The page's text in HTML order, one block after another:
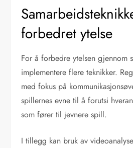
forbedret ytelse
For å forbedre ytelsen gjennom
implementere flere teknikker.
med fokus på
spillernes evne til å forutsi
som fører til jevnere spill.
I tillegg kan bruk av